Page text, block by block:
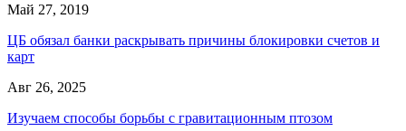
Май 27, 2019
ЦБ обязал банки раскрывать причины блокировки счетов и
карт
Авг 26, 2025
Изучаем способы борьбы с гравитационным птозом